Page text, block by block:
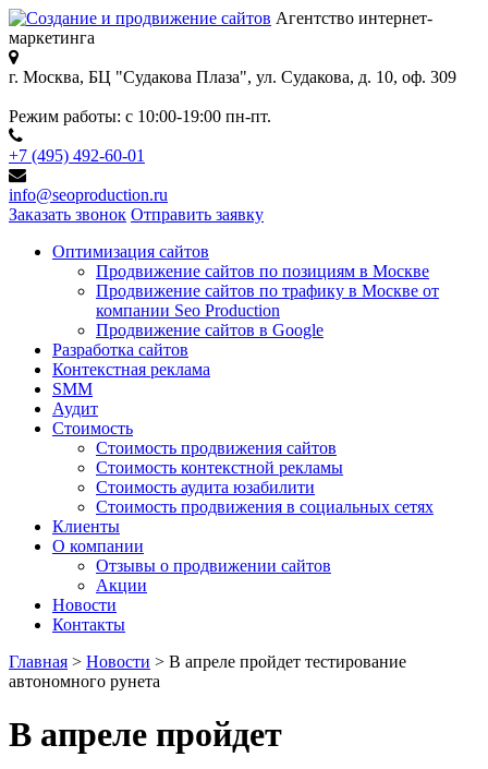
Агентство интернет-
маркетинга
г. Москва, БЦ "Судакова Плаза", ул. Судакова, д. 10, оф. 309
Режим работы: с 10:00-19:00 пн-пт.
+7 (495) 492-60-01
info@seoproduction.ru
Заказать звонок Отправить заявку
Оптимизация сайтов
Продвижение сайтов по позициям в Москве
Продвижение сайтов по трафику в Москве от
компании Seo Production
Продвижение сайтов в Google
Разработка сайтов
Контекстная реклама
SMM
Аудит
Стоимость
Стоимость продвижения сайтов
Стоимость контекстной рекламы
Стоимость аудита юзабилити
Стоимость продвижения в социальных сетях
Клиенты
О компании
Отзывы о продвижении сайтов
Акции
Новости
Контакты
Главная > Новости > В апреле пройдет тестирование
автономного рунета
В апреле пройдет